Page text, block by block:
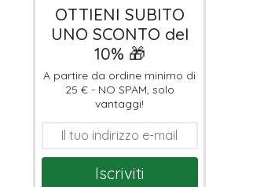
OTTIENI SUBITO
UNO SCONTO del
10% 🎁
A partire da ordine minimo di
25 € - NO SPAM, solo
vantaggi!
Iscriviti